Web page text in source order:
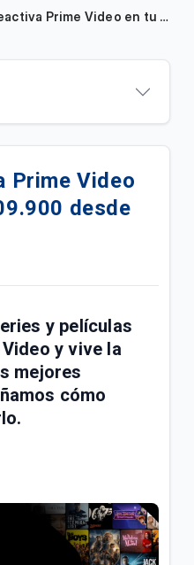
Activa o reactiva Prime Video en tu plan de $109.900 desde Mi Tigo | Móvil
Tigo se
Tigo | Móvil
LTE Tigo? | Móvil
Motorola LTE Tigo? |
de reactivar mi
a prepago si
tu plan | Móvil
en Mi.Tigo? | Móvil
Prime Video
desde
y películas
y vive la
mejores
cómo